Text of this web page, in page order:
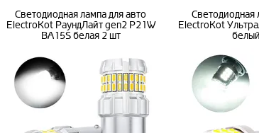
Светодиодная лампа для авто
ElectroKot РаундЛайт gen2 P21W
BA15S белая 2 шт
Светодиодная
ElectroKot